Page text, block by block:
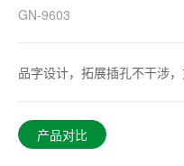
GN-9603
品字设计，拓展插孔不干涉
产品对比